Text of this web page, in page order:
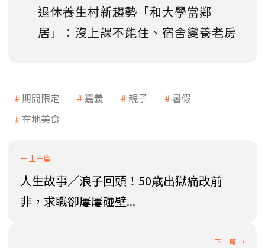
退休養生村新趨勢「和大學當鄰
居」：沒上課不能住、宿舍變養老房
期間限定 嘉義 親子
暑假
在地美食
人生故事／浪子回頭！50歳出獄痛改前
非，求職卻屢屢碰壁...